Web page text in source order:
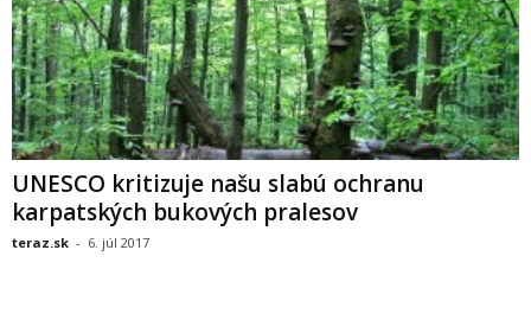
UNESCO kritizuje našu slabú ochranu
karpatských bukových pralesov
teraz.sk - 6. júl 2017